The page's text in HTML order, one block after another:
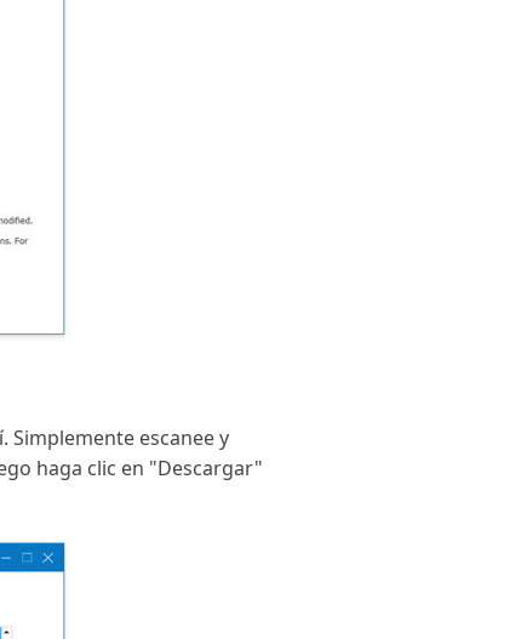
Simplemente escanee y
haga clic en "Descargar"